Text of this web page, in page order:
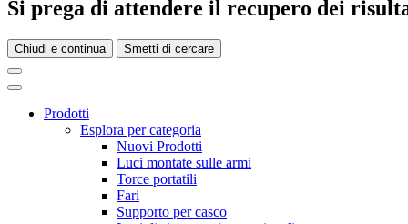
Si prega di attendere il recupero dei
Chiudi e continua Smetti di cercare
Prodotti
Esplora per categoria
Nuovi Prodotti
Luci montate sulle armi
Torce portatili
Fari
Supporto per casco